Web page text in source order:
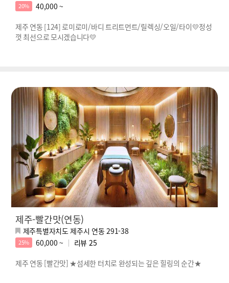
20%
40,000 ~
제주 연동 [124] 로미로미/바디 트리트먼트/릴렉싱/오일/타이💛정성
껏 최선으로 모시겠습니다💛
제주-빨간맛(연동)
제주특별자치도 제주시 연동 291-38
25% 60,000 ~ 리뷰 25
제주 연동 [빨간맛] ★섬세한 터치로 완성되는 깊은 힐링의 순간★